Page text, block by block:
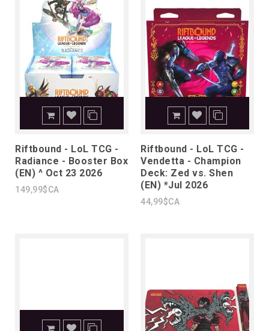
Riftbound - LoL TCG -
Radiance - Booster Box
(EN) ^ Oct 23 2026
149,99$CA
Riftbound - LoL TCG -
Vendetta - Champion
Deck: Zed vs. Shen
(EN) *Jul 2026
44,99$CA